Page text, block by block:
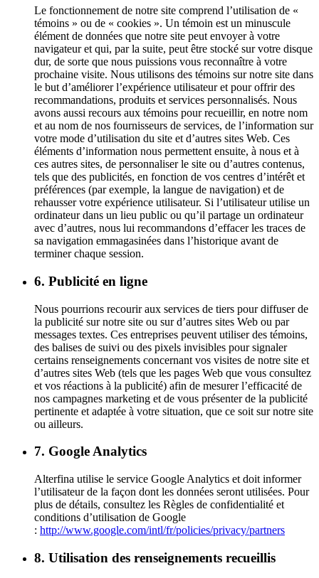
Le fonctionnement de notre site comprend l’utilisation de «
témoins » ou de « cookies ». Un témoin est un minuscule
élément de données que notre site peut envoyer à votre
navigateur et qui, par la suite, peut être stocké sur votre disque
dur, de sorte que nous puissions vous reconnaître à votre
prochaine visite. Nous utilisons des témoins sur notre site dans
le but d’améliorer l’expérience utilisateur et pour offrir des
recommandations, produits et services personnalisés. Nous
avons aussi recours aux témoins pour recueillir, en notre nom
et au nom de nos fournisseurs de services, de l’information sur
votre mode d’utilisation du site et d’autres sites Web. Ces
éléments d’information nous permettent ensuite, à nous et à
ces autres sites, de personnaliser le site ou d’autres contenus,
tels que des publicités, en fonction de vos centres d’intérêt et
préférences (par exemple, la langue de navigation) et de
rehausser votre expérience utilisateur. Si l’utilisateur utilise un
ordinateur dans un lieu public ou qu’il partage un ordinateur
avec d’autres, nous lui recommandons d’effacer les traces de
sa navigation emmagasinées dans l’historique avant de
terminer chaque session.
6. Publicité en ligne
Nous pourrions recourir aux services de tiers pour diffuser de
la publicité sur notre site ou sur d’autres sites Web ou par
messages textes. Ces entreprises peuvent utiliser des témoins,
des balises de suivi ou des pixels invisibles pour signaler
certains renseignements concernant vos visites de notre site et
d’autres sites Web (tels que les pages Web que vous consultez
et vos réactions à la publicité) afin de mesurer l’efficacité de
nos campagnes marketing et de vous présenter de la publicité
pertinente et adaptée à votre situation, que ce soit sur notre site
ou ailleurs.
7. Google Analytics
Alterfina utilise le service Google Analytics et doit informer
l’utilisateur de la façon dont les données seront utilisées. Pour
plus de détails, consultez les Règles de confidentialité et
conditions d’utilisation de Google
: http://www.google.com/intl/fr/policies/privacy/partners
8. Utilisation des renseignements recueillis